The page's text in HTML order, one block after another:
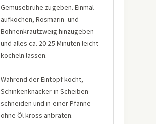
Gemüsebrühe zugeben. Einmal
aufkochen, Rosmarin- und
Bohnenkrautzweig hinzugeben
und alles ca. 20-25 Minuten leicht
köcheln lassen.
Während der Eintopf kocht,
Schinkenknacker in Scheiben
schneiden und in einer Pfanne
ohne Öl kross anbraten.